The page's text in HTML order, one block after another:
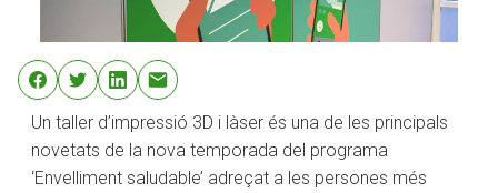
Un taller d’impressió 3D i làser és una de les principals
novetats de la nova temporada del programa
‘Envelliment saludable’ adreçat a les persones més